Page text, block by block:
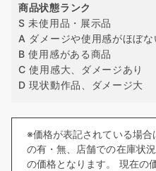
商品状態ランク
S 未使用品・展示品
A ダメージや使用感がほぼな
B 使用感がある商品
C 使用感大、ダメージあり
D 現状動作品、ダメージ大
※価格が表記されている場
の有・無、店舗での在庫状
の価格となります。 現在の